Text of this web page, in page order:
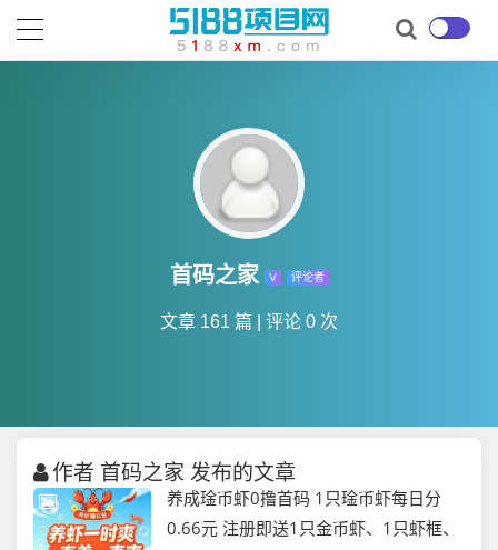
首码之家 V 评论者
文章 161 篇 评论 0 次
作者 首码之家 发布的文章
养成琻币虾0撸首码 1只琻币虾每日分
0.66元 注册即送1只金币虾、1只虾框、